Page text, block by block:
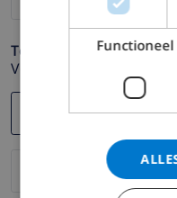
Telefoonnummer *
Voor het geval dat uw
Functioneel